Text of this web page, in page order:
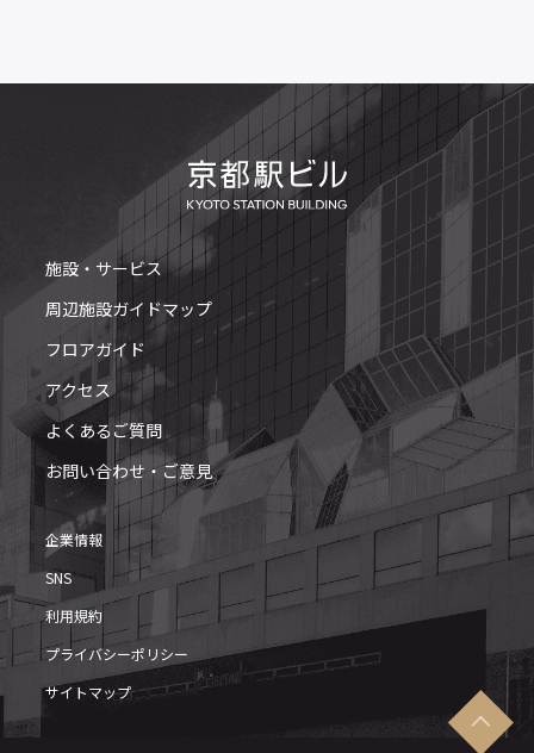
施設・サービス
周辺施設ガイドマップ
フロアガイド
アクセス
よくあるご質問
お問い合わせ・ご意見
企業情報
SNS
利用規約
プライバシーポリシー
サイトマップ